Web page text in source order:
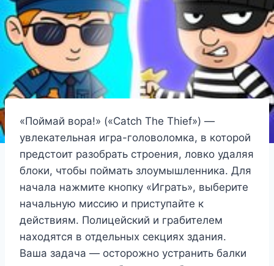
«Поймай вора!» («Catch The Thief») —
увлекательная игра-головоломка, в которой
предстоит разобрать строения, ловко удаляя
блоки, чтобы поймать злоумышленника. Для
начала нажмите кнопку «Играть», выберите
начальную миссию и приступайте к
действиям. Полицейский и грабителем
находятся в отдельных секциях здания.
Ваша задача — осторожно устранить балки